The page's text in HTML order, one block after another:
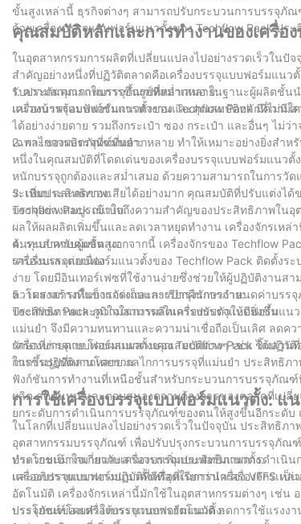
ขั้นสูงเหล่านี้ ธุรกิจต่างๆ สามารถปรับกระบวนการบรรจุภั
ด้วยเครื่องบรรจุแบบฟอร์มแนวตั้งของ Techflow Pack ปร
คุณสมบัติหลักและการทำงานของเครื่อ
ในอุตสาหกรรมการผลิตที่เปลี่ยนแปลงไปอย่างรวดเร็วใน
สำคัญอย่างหนึ่งที่ปฏิวัติตลาดคือเครื่องบรรจุแบบฟอร์มแนว
รับประกันคุณภาพบรรจุภัณฑ์ที่สม่ำเสมอ ในฐานะผู้ผลิตชั้นน
แนวหน้าพร้อมฟังก์ชันการทำงานและคุณสมบัติหลักที่ไม่มีใค
1. ความสามารถในการขึ้นรูปที่หลากหลาย:
เครื่องบรรจุแบบฟอร์มแนวตั้งของ Techflow Pack มีควา
ได้อย่างง่ายดาย รวมถึงกระเป๋า ซอง กระเป๋า และอื่นๆ ไม่
เฉพาะของผลิตภัณฑ์ที่หลากหลาย ทำให้เหมาะอย่างยิ่งสำห
2. กลไกการบรรจุที่แม่นยำ:
หนึ่งในคุณสมบัติที่โดดเด่นของเครื่องบรรจุแบบฟอร์มแนวตั้
หนักบรรจุถูกต้องและสม่ำเสมอ ด้วยความสามารถในการ
ระเบียบ และลดของเสียได้อย่างมาก คุณสมบัติที่ปรับแต่งไ
บรรจุอย่างสมบูรณ์แบบ
3. เพิ่มประสิทธิภาพ:
Techflow Pack เข้าใจถึงความสำคัญของประสิทธิภาพใน
ผลให้ผลผลิตเพิ่มขึ้นและลดเวลาหยุดทำงาน เครื่องจักรเห
ต้นทุนสำหรับผู้ผลิต นอกจากนี้ เครื่องจักรของ Techflow
ราบรื่นและต่อเนื่อง
4. ระบบควบคุมขั้นสูง:
เครื่องบรรจุแบบฟอร์มแนวตั้งของ Techflow Pack ติดตั้งร
ง่าย โดยมีอินเทอร์เฟซที่ใช้งานง่ายซึ่งช่วยให้ผู้ปฏิบัติงานส
ความสามารถในการจัดเก็บและเรียกคืนการกำหนดค่าบร
ประสิทธิภาพและความสามารถในการปรับตัวให้ดียิ่งขึ้น
5. โครงสร้างที่แข็งแกร่งและการบำรุงรักษาง่าย:
Techflow Pack ภูมิใจในการผลิตเครื่องบรรจุแบบฟอร์มแ
แม่นยำ จึงมีความทนทานและความน่าเชื่อถือเป็นเลิศ ลดค
รักษาที่ง่ายดาย โดยผสมผสานคุณสมบัติต่างๆ เช่น ชิ้นส่วนที่
ในการปฏิบัติงานโดยรวม
เครื่องบรรจุแบบฟอร์มแนวตั้งของ Techflow Pack ได้ปฏิ
การขึ้นรูปที่หลากหลาย กลไกการบรรจุที่แม่นยำ ประสิทธิภ
ฟังก์ชันการทำงานที่เหนือชั้นสำหรับกระบวนการบรรจุภัณฑ์
ผลิต ลดต้นทุน และตอบสนองความต้องการของตลาดที่เปลี่
ยกระดับการดำเนินการบรรจุภัณฑ์ของตนให้สูงขึ้นอีกระดับ
การใช้เครื่องบรรจุแบบฟอร์มแนวตั้ง:
ในโลกที่เปลี่ยนแปลงไปอย่างรวดเร็วในปัจจุบัน ประสิทธิภ
อุตสาหกรรมบรรจุภัณฑ์ เพื่อปรับปรุงกระบวนการบรรจุภัณ
ประโยชน์มากมายและสามารถเพิ่มประสิทธิภาพการดำเนิ
และอภิปรายแนวทางปฏิบัติที่ดีที่สุดในการนำเครื่องจักรเหล่
ทำความเข้าใจเกี่ยวกับเครื่องบรรจุแบบฟอร์มแนวตั้ง:
เครื่องบรรจุแบบฟอร์มแนวตั้งหรือที่เรียกว่าเครื่อง VFFS
อัตโนมัติ เครื่องจักรเหล่านี้มักใช้ในอุตสาหกรรมต่างๆ เช่น
บรรจุภัณฑ์โดยทำให้กระบวนการอัตโนมัติ ลดการใช้แรงง
ประโยชน์ของเครื่องบรรจุแบบฟอร์มแนวตั้ง: